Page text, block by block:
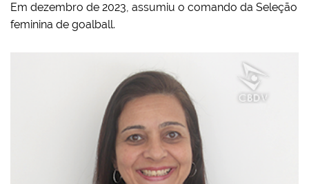
Em dezembro de 2023, assumiu o comando da Seleção
feminina de goalball.